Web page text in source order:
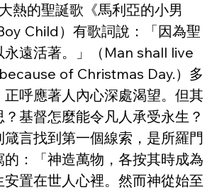
熱的聖誕歌《馬利亞的小男
Child）有歌詞說：「因為聖
永遠活著。」（Man shall live
of Christmas Day.）多
正呼應著人內心深處渴望。但其
基督怎麼能令凡人承受永生？
言找到第一個線索，是所羅門
：「神造萬物，各按其時成為
置在世人心裡。然而神從始至